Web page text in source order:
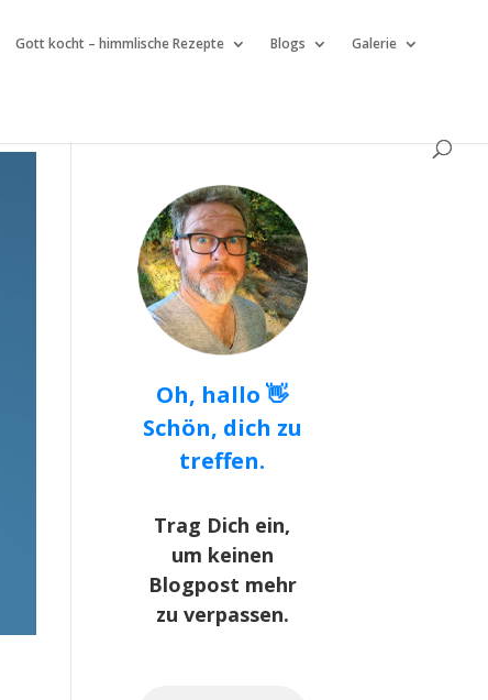
Gott kocht – himmlische Rezepte Blogs Galerie
Oh, hallo 👋
Schön, dich zu
treffen.
Trag Dich ein,
um keinen
Blogpost mehr
zu verpassen.